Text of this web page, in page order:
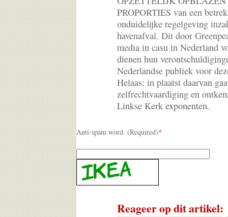
PROPORTIES van een
onduidelijke regelgeving
havenafval. Dit door
media in casu in Nederland
dienen hun
Nederlandse publiek voor
Helaas: in plaatst daarvan
zelfrechtvaardiging en
Linkse Kerk exponenten.
Anti-spam word: (Required)*
Reageer op dit artikel: